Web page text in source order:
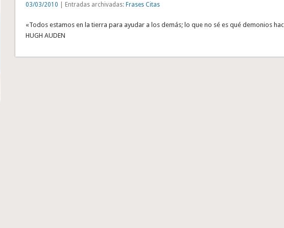
03/03/2010 | Entradas archivadas:Frases Citas
«Todos estamos en la tierra para ayudar a los demás; lo que no sé es qué demonios
HUGH AUDEN